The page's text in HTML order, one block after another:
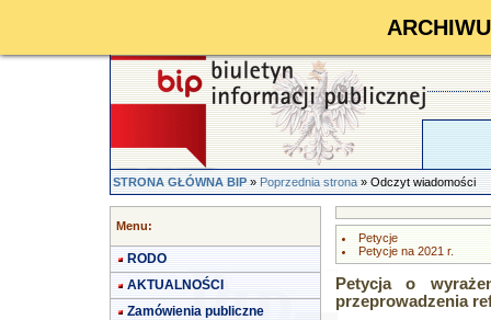
STRONA GŁÓWNA BIP»Poprzednia strona» Odczyt wiadomości
Menu:
RODO
AKTUALNOŚCI
Zamówienia publiczne
Petycje
Petycje na 2021 r.
Petycja o
przeprowadzenia